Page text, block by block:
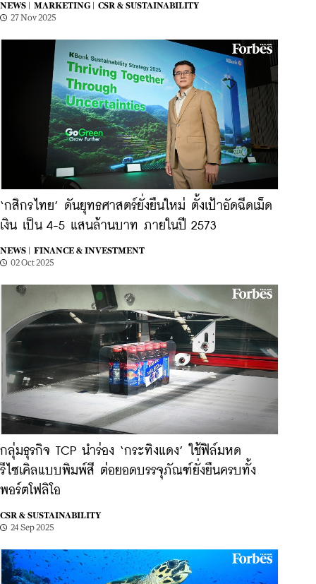
NEWS | MARKETING |
CSR & SUSTAINABILITY
27 Nov 2025
‘กสิกรไทย’ ดันยุทธศาสตร์ยั่งยืนใหม่ ตั้งเป้าอัดฉีดเม็ด
เงิน เป็น 4-5 แสนล้านบาท ภายในปี 2573
NEWS |
FINANCE & INVESTMENT
02 Oct 2025
กลุ่มธุรกิจ TCP นำร่อง ‘กระทิงแดง’ ใช้ฟิล์มหด
รีไซเคิลแบบพิมพ์สี ต่อยอดบรรจุภัณฑ์ยั่งยืนครบทั้ง
พอร์ตโฟลิโอ
CSR & SUSTAINABILITY
24 Sep 2025